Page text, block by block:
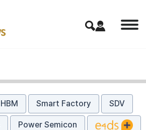
HBM Smart Factory SDV
Power Semicon